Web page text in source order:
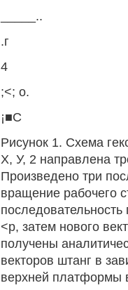
_____..
.г
4
;<; о.
¡■С
Рисунок 1. Схема
X, У, 2 направлена
Произведено три
вращение рабочего
<р, затем нового
получены
векторов штанг в
верхней платформы